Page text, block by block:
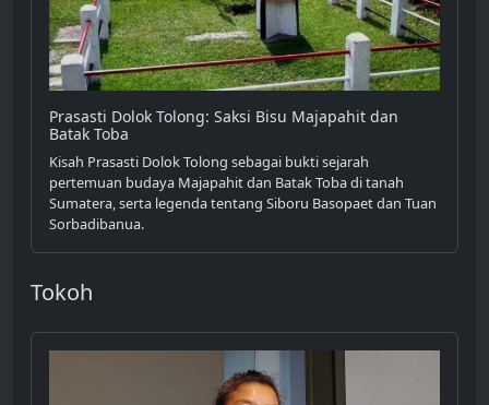
Prasasti Dolok Tolong: Saksi Bisu Majapahit dan
Batak Toba
Kisah Prasasti Dolok Tolong sebagai bukti sejarah
pertemuan budaya Majapahit dan Batak Toba di tanah
Sumatera, serta legenda tentang Siboru Basopaet dan Tuan
Sorbadibanua.
Tokoh